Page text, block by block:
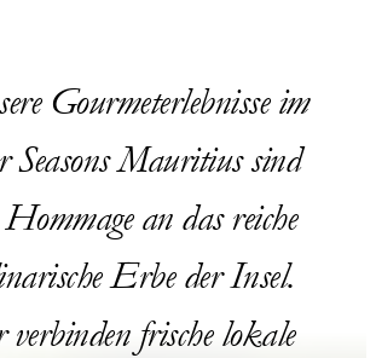
Gourmeterlebnisse im
Seasons Mauritius sind
an das reiche
Erbe der Insel.
frische lokale